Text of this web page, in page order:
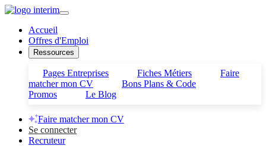
Accueil
Offres d'Emploi
Ressources
Pages Entreprises Fiches Métiers
Faire
matcher mon CV
Bons Plans & Code
Promos
Le Blog
Faire matcher mon CV
Se connecter
Recruteur